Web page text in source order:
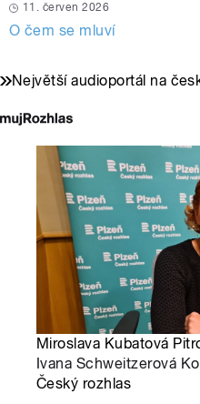
11. červen 2026
O čem se mluví
Největší audioportál na
Miroslava Kubatová
Ivana Schweitzerová
Český rozhlas